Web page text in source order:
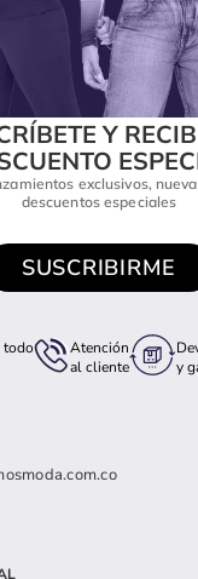
Y
exclusivos,
descuentos especiales
SUSCRIBIRME
todo
Atención
al cliente
y